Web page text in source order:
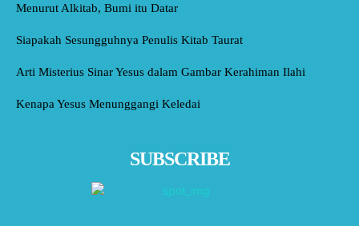
Menurut Alkitab, Bumi itu Datar
Siapakah Sesungguhnya Penulis Kitab Taurat
Arti Misterius Sinar Yesus dalam Gambar Kerahiman Ilahi
Kenapa Yesus Menunggangi Keledai
SUBSCRIBE